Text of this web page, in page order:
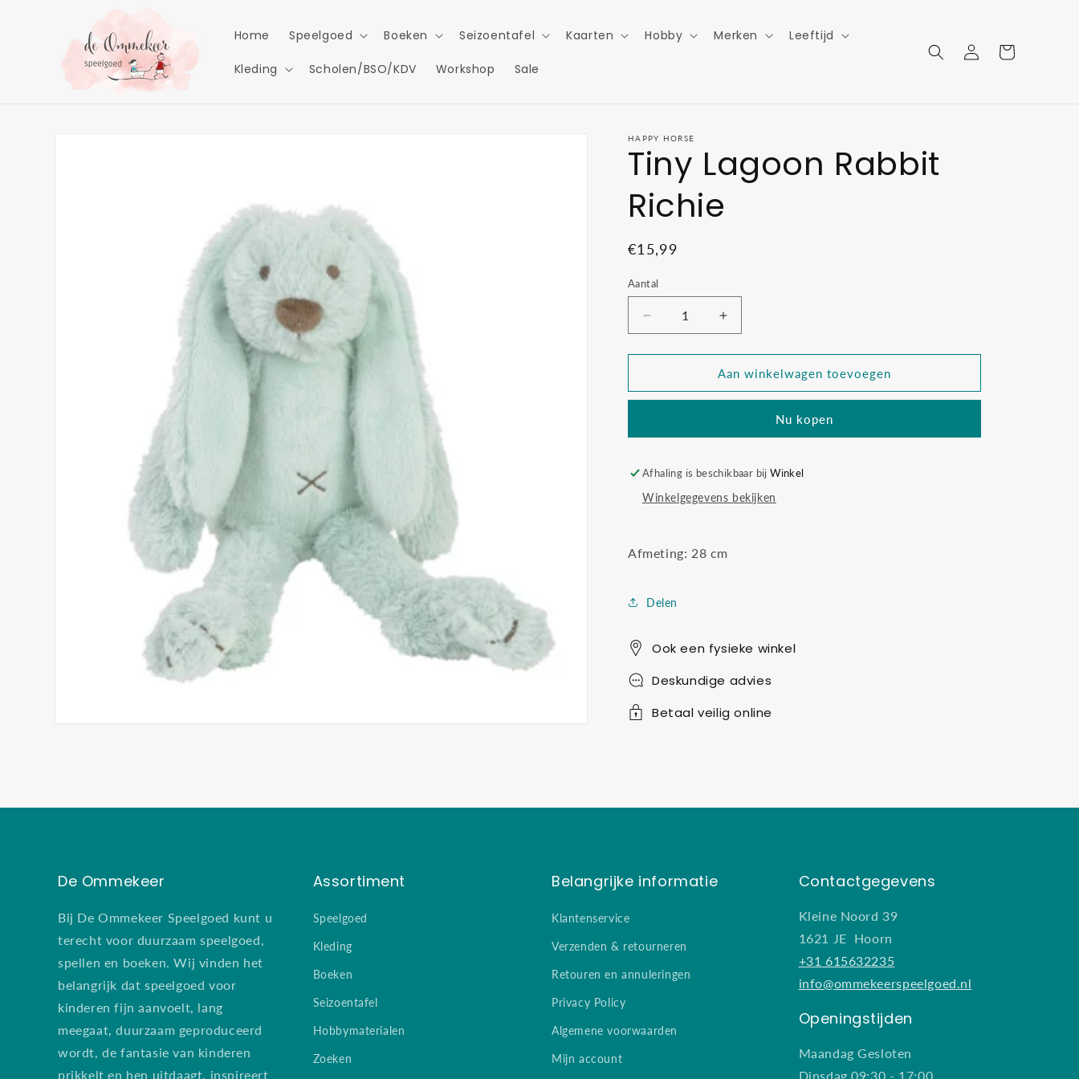
Home Speelgoed Boeken Seizoentafel Kaarten Hobby Merken Leeftijd
Kleding Scholen/BSO/KDV Workshop Sale
Inloggen
Winkelwagen
HAPPY HORSE
Tiny Lagoon Rabbit
Richie
Normale
€15,99
Aantal
Aantal
verlagen
voor
Lagoon
Aantal
verhogen
voor
Tiny
Lagoon
Aan winkelwagen toevoegen
Nu kopen
Afhaling is beschikbaar bijWinkel
Winkelgegevens bekijken
Afmeting: 28 cm
Delen
Ook een fysieke winkel
Deskundige advies
Betaal veilig online
De Ommekeer
Bij De Ommekeer Speelgoed kunt u
terecht voor duurzaam speelgoed,
spellen en boeken. Wij vinden het
belangrijk dat speelgoed voor
kinderen fijn aanvoelt, lang
meegaat, duurzaam geproduceerd
wordt, de fantasie van kinderen
prikkelt en hen uitdaagt, inspireert
Assortiment
Speelgoed
Kleding
Boeken
Seizoentafel
Hobbymaterialen
Zoeken
Belangrijke informatie
Klantenservice
Verzenden & retourneren
Retouren en annuleringen
Privacy Policy
Algemene voorwaarden
Mijn account
Contactgegevens
Kleine Noord 39
1621 JE Hoorn
+31 615632235
info@ommekeerspeelgoed.nl
Openingstijden
Maandag Gesloten
Dinsdag 09:30 - 17:00